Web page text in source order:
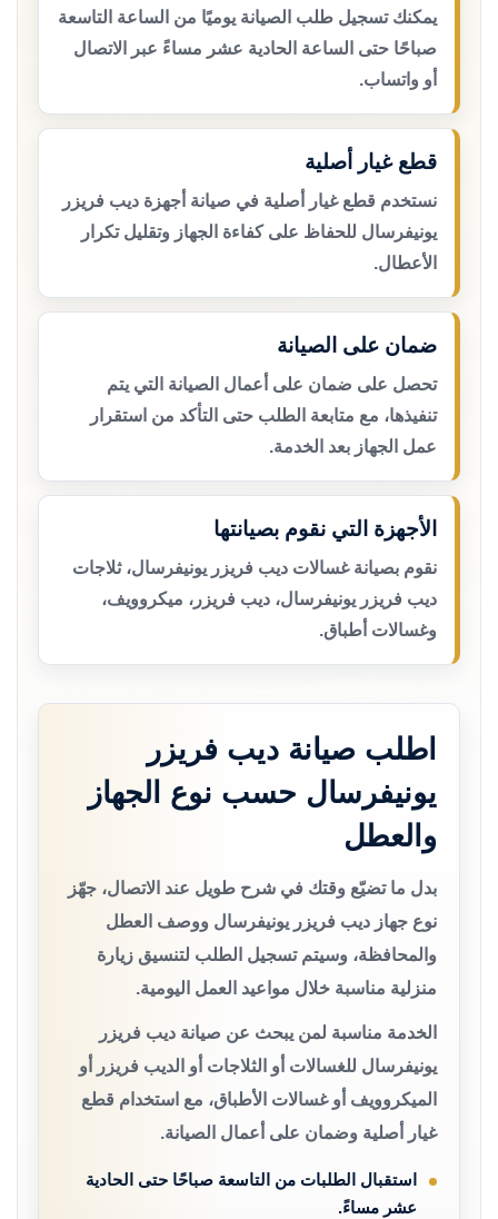
يمكنك تسجيل طلب الصيانة يوميًا من الساعة التاسعة
صباحًا حتى الساعة الحادية عشر مساءً عبر الاتصال
أو واتساب.
قطع غيار أصلية
نستخدم قطع غيار أصلية في صيانة أجهزة ديب فريزر
يونيفرسال للحفاظ على كفاءة الجهاز وتقليل تكرار
الأعطال.
ضمان على الصيانة
تحصل على ضمان على أعمال الصيانة التي يتم
تنفيذها، مع متابعة الطلب حتى التأكد من استقرار
عمل الجهاز بعد الخدمة.
الأجهزة التي نقوم بصيانتها
نقوم بصيانة غسالات ديب فريزر يونيفرسال، ثلاجات
ديب فريزر يونيفرسال، ديب فريزر، ميكروويف،
وغسالات أطباق.
اطلب صيانة ديب فريزر
يونيفرسال حسب نوع الجهاز
والعطل
بدل ما تضيّع وقتك في شرح طويل عند الاتصال، جهّز
نوع جهاز ديب فريزر يونيفرسال ووصف العطل
والمحافظة، وسيتم تسجيل الطلب لتنسيق زيارة
منزلية مناسبة خلال مواعيد العمل اليومية.
الخدمة مناسبة لمن يبحث عن صيانة ديب فريزر
يونيفرسال للغسالات أو الثلاجات أو الديب فريزر أو
الميكروويف أو غسالات الأطباق، مع استخدام قطع
غيار أصلية وضمان على أعمال الصيانة.
استقبال الطلبات من التاسعة صباحًا حتى الحادية
عشر مساءً.